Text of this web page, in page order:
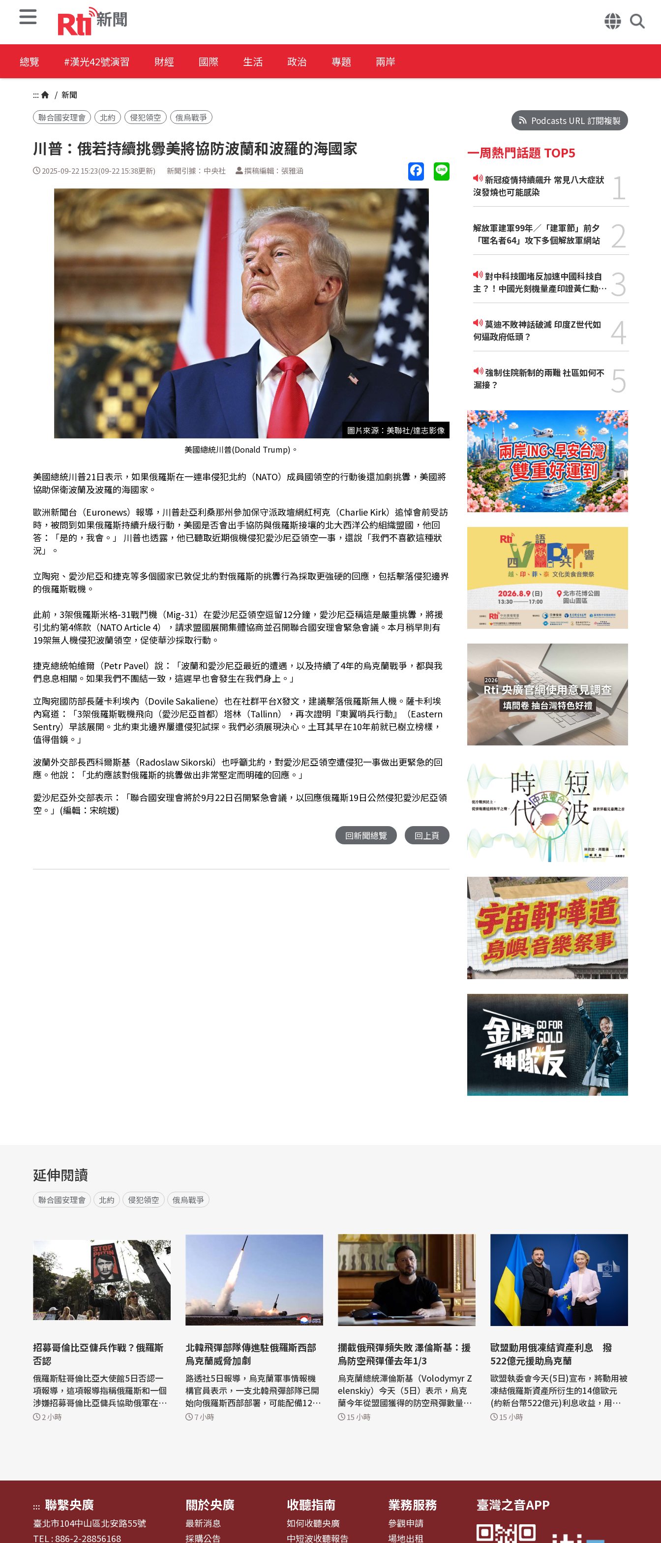
新聞
總覽 #漢光42號演習 財經 國際 生活 政治 專題 兩岸
::: / 新聞
聯合國安理會
北約 侵犯領空 俄烏戰爭
川普：俄若持續挑釁美將協防波蘭和波羅的海國家
2025-09-22 15:23(09-22 15:38更新) 新聞引據：中央社 撰稿編輯：張雅涵
圖片來源：美聯社/達志影像
美國總統川普(Donald Trump)。
美國總統川普21日表示，如果俄羅斯在一連串侵犯北約 （NATO）成員國領空的行動後還加劇挑釁，美國將
協助保衛波蘭及波羅的海國家。
歐洲新聞台（Euronews）報導，川普赴亞利桑那州參加保守派政壇網紅柯克（Charlie Kirk）追悼會前受訪
時，被問到如果俄羅斯持續升級行動，美國是否會出手協防與俄羅斯接壤的北大西洋公約組織盟國，他回
答：「是的，我會。」 川普也透露，他已聽取近期俄機侵犯愛沙尼亞領空一事，還說「我們不喜歡這種狀
況」。
立陶宛、愛沙尼亞和捷克等多個國家已敦促北約對俄羅斯的挑釁行為採取更強硬的回應，包括擊落侵犯邊界
的俄羅斯戰機。
此前，3架俄羅斯米格-31戰鬥機（Mig-31）在愛沙尼亞領空逗留12分鐘，愛沙尼亞稱這是嚴重挑釁，將援
引北約第4條款（NATO Article 4），請求盟國展開集體協商並召開聯合國安理會緊急會議。本月稍早則有
19架無人機侵犯波蘭領空，促使華沙採取行動。
捷克總統帕維爾（Petr Pavel）說：「波蘭和愛沙尼亞最近的遭遇，以及持續了4年的烏克蘭戰爭，都與我
們息息相關。如果我們不團結一致，這遲早也會發生在我們身上。」
立陶宛國防部長薩卡利埃內（Dovile Sakaliene）也在社群平台X發文，建議擊落俄羅斯無人機。 薩卡利埃
內寫道：「3架俄羅斯戰機飛向（愛沙尼亞首都）塔林（Tallinn），再次證明『東翼哨兵行動』（Eastern
Sentry）早該展開。北約東北邊界屢遭侵犯試探。我們必須展現決心。土耳其早在10年前就已樹立榜樣，
值得借鏡。」
波蘭外交部長西科爾斯基（Radoslaw Sikorski）也呼籲北約，對愛沙尼亞領空遭侵犯一事做出更緊急的回
應。他說：「北約應該對俄羅斯的挑釁做出非常堅定而明確的回應。」
愛沙尼亞外交部表示：「聯合國安理會將於9月22日召開緊急會議，以回應俄羅斯19日公然侵犯愛沙尼亞領
空。」 (編輯：宋皖媛)
回新聞總覽 回上頁
Podcasts URL 訂閱複製
一周熱門話題 TOP5
新冠疫情持續飆升 常見八大症狀
沒發燒也可能感染
1
解放軍建軍99年／「建軍節」前夕
「匿名者64」攻下多個解放軍網站
2
對中科技圍堵反加速中國科技自
主？！中國光刻機量產印證黃仁勳觀
點
3
莫迪不敗神話破滅 印度Z世代如
何逼政府低頭？
4
強制住院新制的兩難 社區如何不
漏接？
5
延伸閱讀
聯合國安理會 北約 侵犯領空 俄烏戰爭
招募哥倫比亞傭兵作戰？俄羅斯
否認
俄羅斯駐哥倫比亞大使館5日否認一
項報導，這項報導指稱俄羅斯和一個
涉嫌招募哥倫比亞傭兵協助俄軍在烏
克蘭作戰的網絡有關。 哥倫比亞新聞
2 小時
北韓飛彈部隊傳進駐俄羅斯西部
烏克蘭威脅加劇
路透社5日報導，烏克蘭軍事情報機
構官員表示，一支北韓飛彈部隊已開
始向俄羅斯西部部署，可能配備120
枚彈道飛彈和6套發射裝備要對烏克
7 小時
攔截俄飛彈頻失敗 澤倫斯基：援
烏防空飛彈僅去年1/3
烏克蘭總統澤倫斯基（Volodymyr Z
elenskiy）今天（5日）表示，烏克
蘭今年從盟國獲得的防空飛彈數量，
只有去年的三分之一。基輔正積極尋
15 小時
歐盟動用俄凍結資產利息 撥
522億元援助烏克蘭
歐盟執委會今天(5日)宣布，將動用被
凍結俄羅斯資產所衍生的14億歐元
(約新台幣522億元)利息收益，用於
援助烏克蘭。據統計，自俄羅斯資產
15 小時
::: 聯繫央廣
臺北市104中山區北安路55號
TEL : 886-2-28856168
關於央廣
最新消息
採購公告
收聽指南
如何收聽央廣
中短波收聽報告
業務服務
參觀申請
場地出租
臺灣之音APP